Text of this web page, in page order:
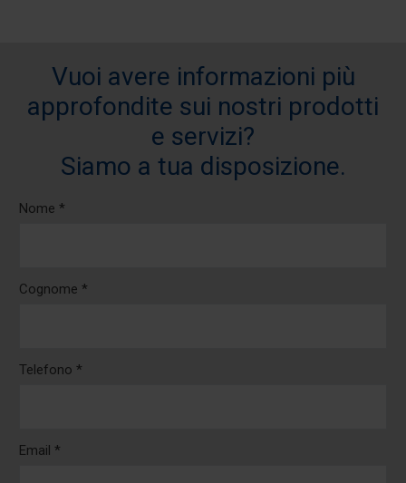
Vuoi avere informazioni più
approfondite sui nostri prodotti
e servizi?
Siamo a tua disposizione.
Nome *
Cognome *
Telefono *
Email *